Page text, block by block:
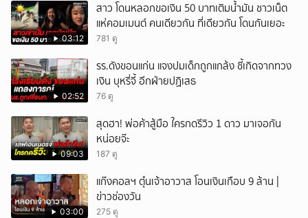
03:12
สาว โดนหลอกขอเงิน 50 บาทเติมน้ำมัน ชาวเน็ต
แห่คอมเมนต์ คนเดียวกัน ที่เดียวกัน โดนกันเยอะ
781 ดู
02:52
รร.ดังขอนแก่น แจงปมเด็กถูกแกล้ง ชี้เกิดจากทวง
เงิน บุหรี่จี้ อีกฝ่ายปฏิเสธ
76 ดู
09:03
สุดฮา! พ่อค้าสู้มือ ใครกดรีวิว 1 ดาว มาเจอกัน
หน่อยจ๊ะ
187 ดู
03:00
แก๊งคอลฯ ตุ๋นเจ้าอาวาส โอนเงินเกือบ 9 ล้าน |
ข่าวช่องวัน
275 ดู